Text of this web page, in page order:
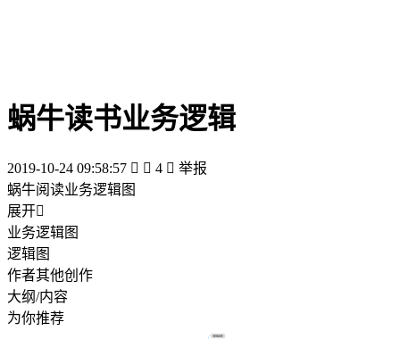
蜗牛读书业务逻辑
2019-10-24 09:58:57   4  举报
蜗牛阅读业务逻辑图
展开
业务逻辑图
逻辑图
作者其他创作
大纲/内容
为你推荐